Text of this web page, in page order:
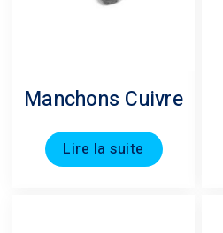
Manchons Cuivre
Lire la suite